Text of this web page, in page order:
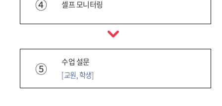
④ 셀프 모니터링
⑤
수업 설문
[교원, 학생]